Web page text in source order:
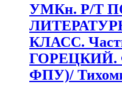
УМКн. Р/Т
КЛАСС.
ГОРЕЦКИЙ.
ФПУ)/